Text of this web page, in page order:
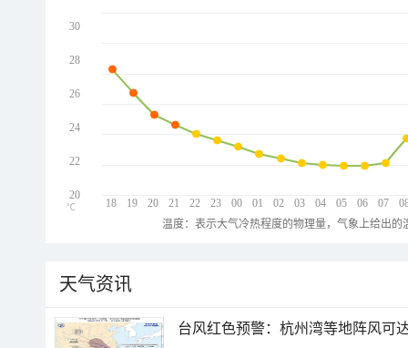
18 19 20 21 22 23 00 01 02 03 04 05 06 07
30
28
26
24
22
20
℃
温度：表示大气冷热程度的物理量，气象上给出
天气资讯
台风红色预警：杭州湾等地阵风可